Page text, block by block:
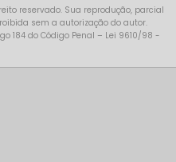
reservado. Sua reprodução, parcial
sem a autorização do autor.
184 do Código Penal – Lei 9610/98 -